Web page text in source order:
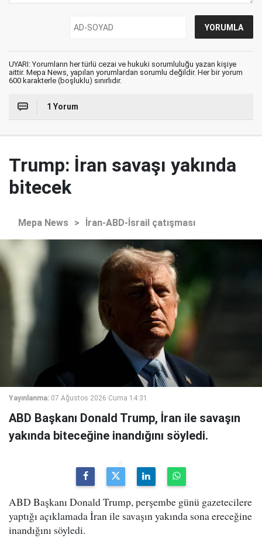
UYARI: Yorumların her türlü cezai ve hukuki sorumluluğu yazan kişiye
aittir. Mepa News, yapılan yorumlardan sorumlu değildir. Her bir yorum
600 karakterle (boşluklu) sınırlıdır.
1 Yorum
Trump: İran savaşı yakında
bitecek
Mepa News > İran-ABD-İsrail çatışması
Yayınlanma: 07 Ağustos 2026 Cuma 14:31
ABD Başkanı Donald Trump, İran ile savaşın
yakında biteceğine inandığını söyledi.
ABD Başkanı Donald Trump, perşembe günü gazetecilere
yaptığı açıklamada İran ile savaşın yakında sona ereceğine
inandığını söyledi.